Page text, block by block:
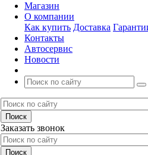
Магазин
О компании
Как купить Доставка
Контакты
Автосервис
Новости
Заказать звонок